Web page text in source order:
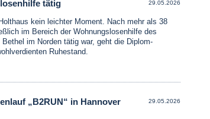
29.05.2026
tätig
kein leichter Moment. Nach mehr als 38
im Bereich der Wohnungslosenhilfe des
im Norden tätig war, geht die Diplom-
Ruhestand.
29.05.2026
„B2RUN“ in Hannover